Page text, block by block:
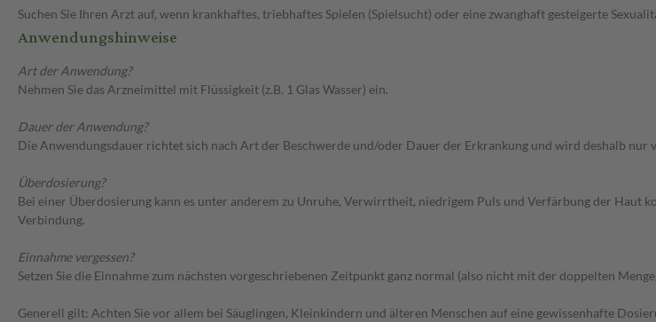
Suchen Sie Ihren Arzt auf, wenn krankhaftes, triebhaftes Spielen (Spielsucht) oder eine zwanghaft gesteigerte
Anwendungshinweise
Art der Anwendung?
Nehmen Sie das Arzneimittel mit Flüssigkeit (z.B. 1 Glas Wasser) ein.
Dauer der Anwendung?
Die Anwendungsdauer richtet sich nach Art der Beschwerde und/oder Dauer der Erkrankung und wird deshalb nur
Überdosierung?
Bei einer Überdosierung kann es unter anderem zu Unruhe, Verwirrtheit, niedrigem Puls und Verfärbung der Haut
Verbindung.
Einnahme vergessen?
Setzen Sie die Einnahme zum nächsten vorgeschriebenen Zeitpunkt ganz normal (also nicht mit der doppelten
Generell gilt: Achten Sie vor allem bei Säuglingen, Kleinkindern und älteren Menschen auf eine gewissenhafte